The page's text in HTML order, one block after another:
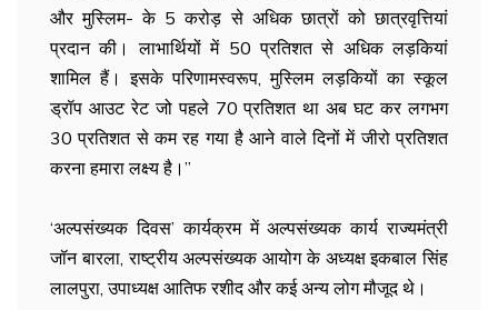
और मुस्लिम- के 5 करोड़ से अधिक छात्रों को छात्रवृत्तियां
प्रदान की। लाभार्थियों में 50 प्रतिशत से अधिक लड़कियां
शामिल हैं। इसके परिणामस्वरूप, मुस्लिम लड़कियों का स्कूल
ड्रॉप आउट रेट जो पहले 70 प्रतिशत था अब घट कर लगभग
30 प्रतिशत से कम रह गया है आने वाले दिनों में जीरो प्रतिशत
करना हमारा लक्ष्य है।’’
‘अल्पसंख्यक दिवस’ कार्यक्रम में अल्पसंख्यक कार्य राज्यमंत्री
जॉन बारला, राष्ट्रीय अल्पसंख्यक आयोग के अध्यक्ष इकबाल सिंह
लालपुरा, उपाध्यक्ष आतिफ रशीद और कई अन्य लोग मौजूद थे।